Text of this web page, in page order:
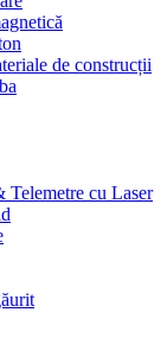
de construcții
cu Laser